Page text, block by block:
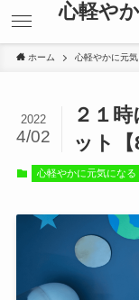
心軽や
ホーム 心軽やかに元
２１
ット【
2022
4/02
心軽やかに元気になる